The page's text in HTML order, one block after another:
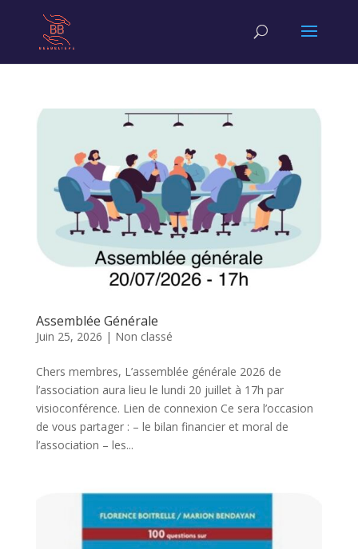
Assemblée Générale
Juin 25, 2026 | Non classé
Chers membres, L’assemblée générale 2026 de
l’association aura lieu le lundi 20 juillet à 17h par
visioconférence. Lien de connexion Ce sera l’occasion
de vous partager : – le bilan financier et moral de
l’association – les...